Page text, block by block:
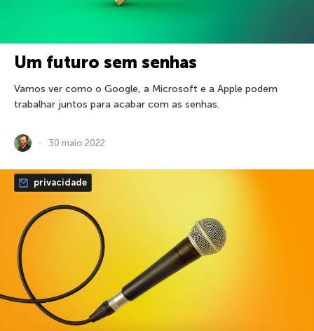
Um futuro sem senhas
Vamos ver como o Google, a Microsoft e a Apple podem
trabalhar juntos para acabar com as senhas.
30 maio 2022
privacidade